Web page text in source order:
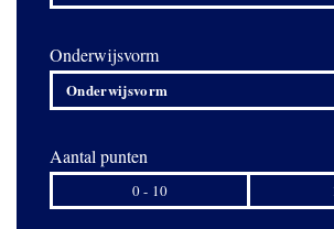
Onderwijsvorm
Onderwijsvorm
Aantal punten
0 - 10